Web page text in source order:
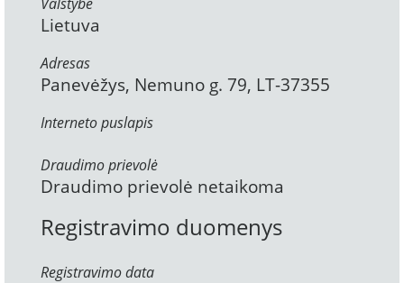
Lietuva
Adresas
Panevėžys, Nemuno g. 79, LT-37355
Interneto puslapis
Draudimo prievolė
Draudimo prievolė netaikoma
Registravimo duomenys
Registravimo data